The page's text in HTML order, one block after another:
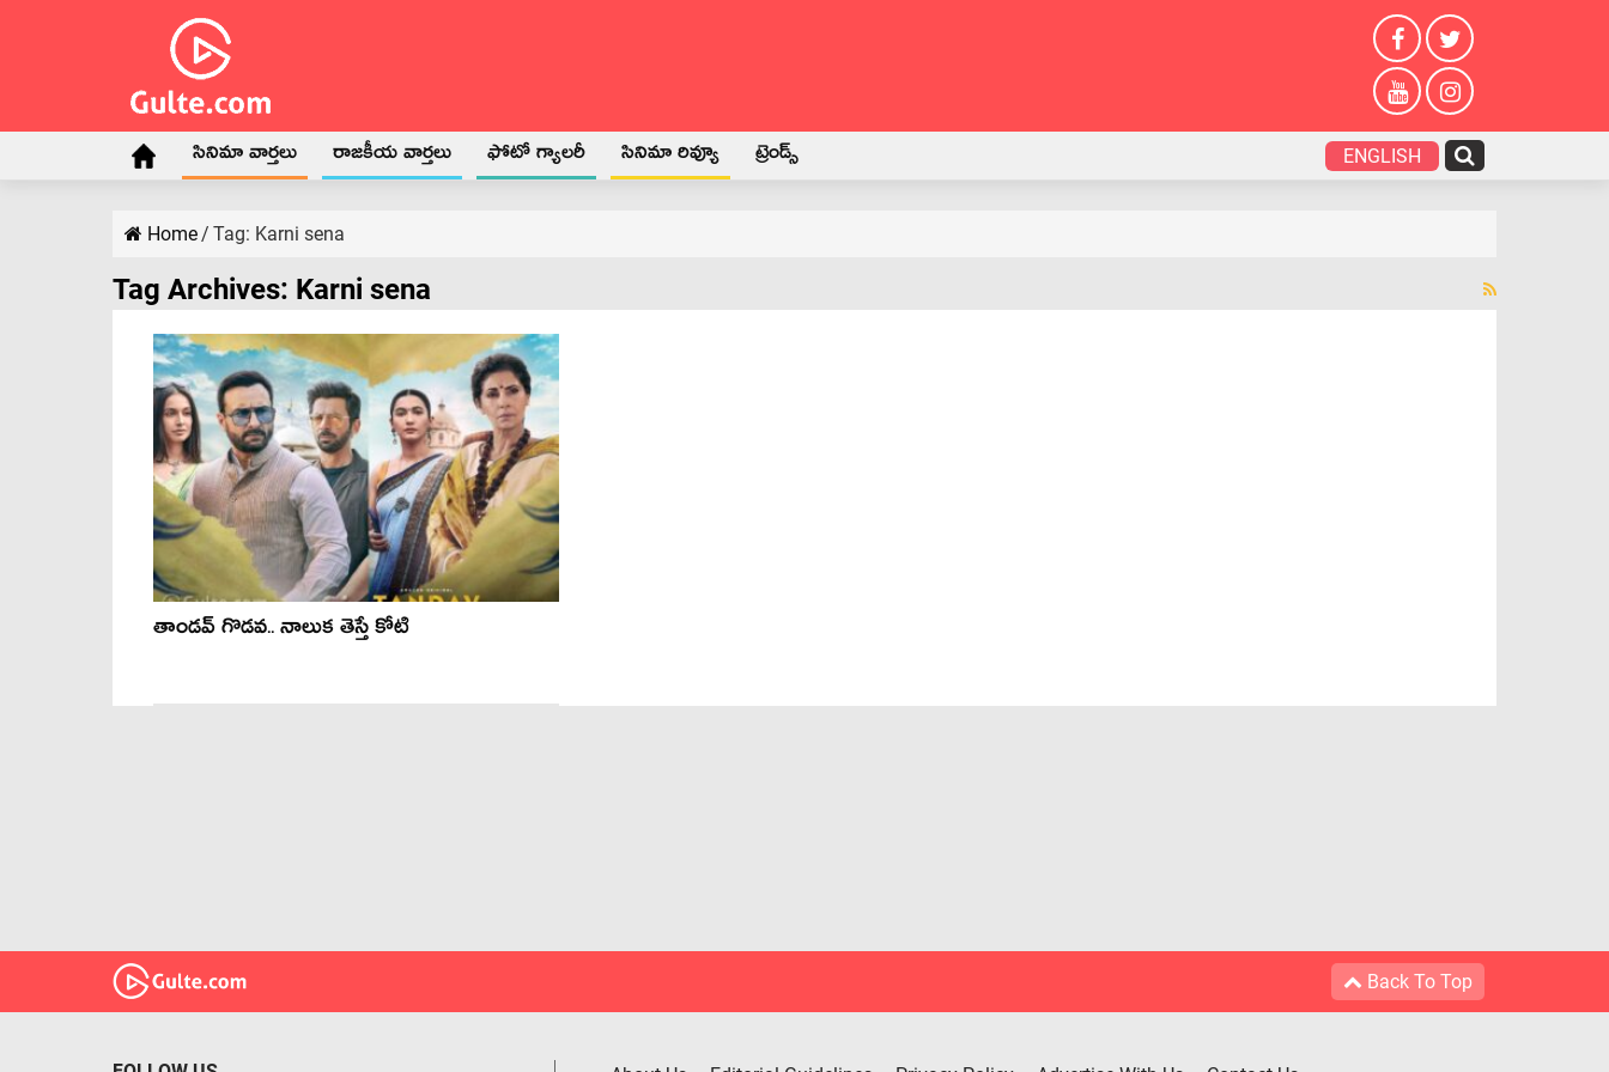
సినిమా వార్తలు రాజకీయ వార్తలు ఫోటో గ్యాలరీ సినిమా రివ్యూ ట్రెండ్స్ ENGLISH
Home/ Tag: Karni sena
Tag Archives: Karni sena
తాండ‌వ్ గొడ‌వ‌.. నాలుక తెస్తే కోటి
Back To Top